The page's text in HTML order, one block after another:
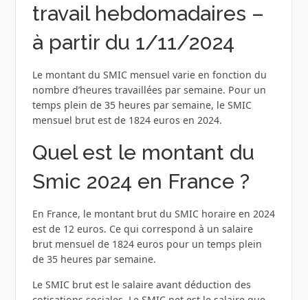
travail hebdomadaires –
à partir du 1/11/2024
Le montant du SMIC mensuel varie en fonction du
nombre d’heures travaillées par semaine. Pour un
temps plein de 35 heures par semaine, le SMIC
mensuel brut est de 1824 euros en 2024.
Quel est le montant du
Smic 2024 en France ?
En France, le montant brut du SMIC horaire en 2024
est de 12 euros. Ce qui correspond à un salaire
brut mensuel de 1824 euros pour un temps plein
de 35 heures par semaine.
Le SMIC brut est le salaire avant déduction des